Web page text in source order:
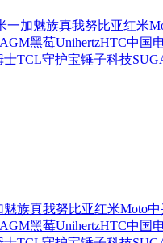
一加魅族真我努比亚红米
AGM黑莓UnihertzHTC中国
士TCL守护宝锤子科技
魅族真我努比亚红米Moto中
AGM黑莓UnihertzHTC中国